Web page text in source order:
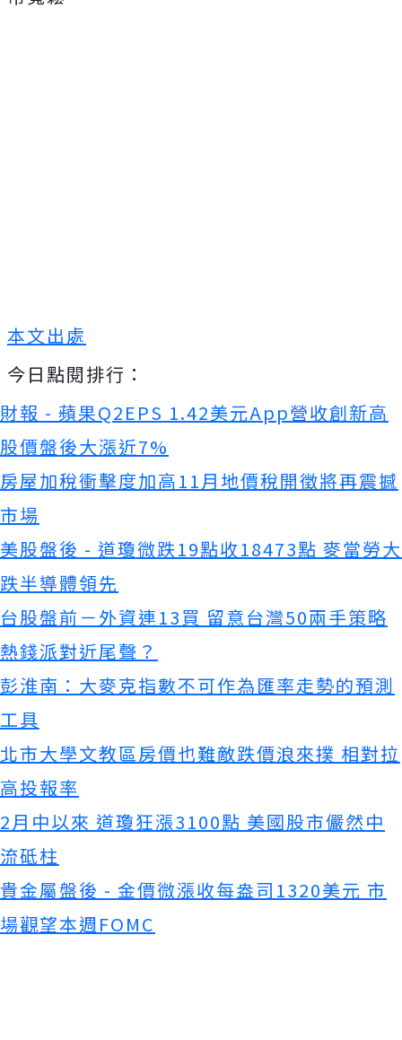
本文出處
今日點閱排行：
財報 - 蘋果Q2EPS 1.42美元App營收創新高
股價盤後大漲近7%
房屋加稅衝擊度加高11月地價稅開徵將再震撼
市場
美股盤後 - 道瓊微跌19點收18473點 麥當勞大
跌半導體領先
台股盤前－外資連13買 留意台灣50兩手策略
熱錢派對近尾聲？
彭淮南：大麥克指數不可作為匯率走勢的預測
工具
北市大學文教區房價也難敵跌價浪來撲 相對拉
高投報率
2月中以來 道瓊狂漲3100點 美國股市儼然中
流砥柱
貴金屬盤後 - 金價微漲收每盎司1320美元 市
場觀望本週FOMC